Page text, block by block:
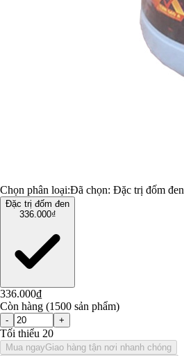
Chọn phân loại:Đã chọn: Đặc trị đốm đen
Đặc trị đốm đen
336.000₫
336.000₫
Còn hàng (1500 sản phẩm)
- +
Tối thiểu 20
Mua ngayGiao hàng tận nơi nhanh chóng